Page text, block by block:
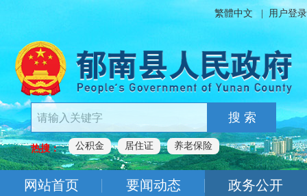
繁體中文 用户登录
搜 索
热搜： 公积金 居住证 养老保险
网站首页 要闻动态 政务公开